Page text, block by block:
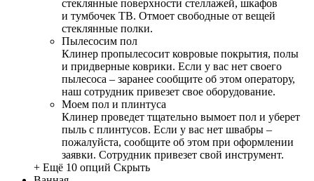
стеклянные поверхности стеллажей, шкафов
и тумбочек ТВ. Отмоет свободные от вещей
стеклянные полки.
Пылесосим пол
Клинер пропылесосит ковровые покрытия, полы
и придверные коврики. Если у вас нет своего
пылесоса – заранее сообщите об этом оператору,
наш сотрудник привезет свое оборудование.
Моем пол и плинтуса
Клинер проведет тщательно вымоет пол и уберет
пыль с плинтусов. Если у вас нет швабры –
пожалуйста, сообщите об этом при оформлении
заявки. Сотрудник привезет свой инструмент.
+ Ещё 10 опций Скрыть